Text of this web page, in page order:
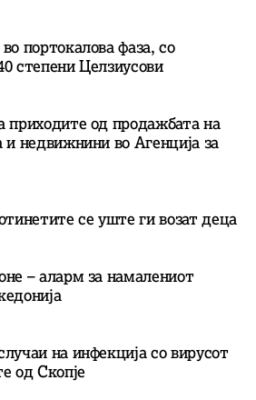
портокалова фаза, со
степени Целзиусови
приходите од продажбата на
и недвижнини во Агенција за
се уште ги возат деца
– аларм за намалениот
на инфекција со вирусот
од Скопје